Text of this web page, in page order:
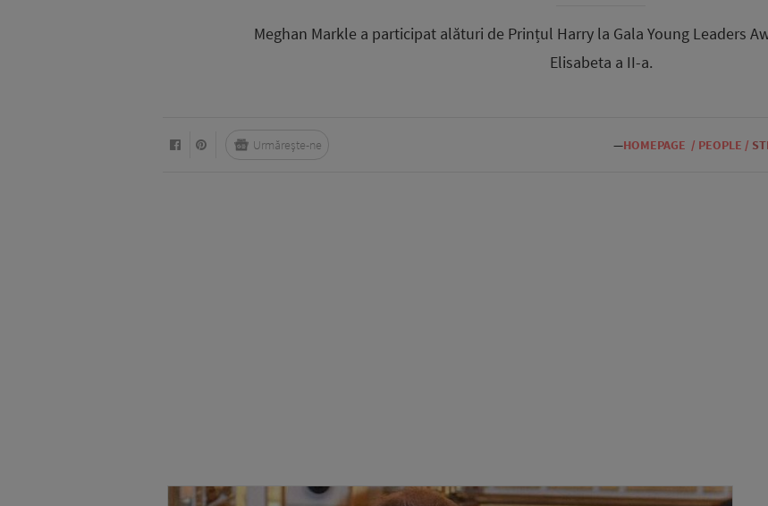
Meghan Markle a participat alături de Prințul Harry la Gala Young Leaders
Elisabeta a II-a.
—HOMEPAGE / PEOPLE /
Urmărește-ne